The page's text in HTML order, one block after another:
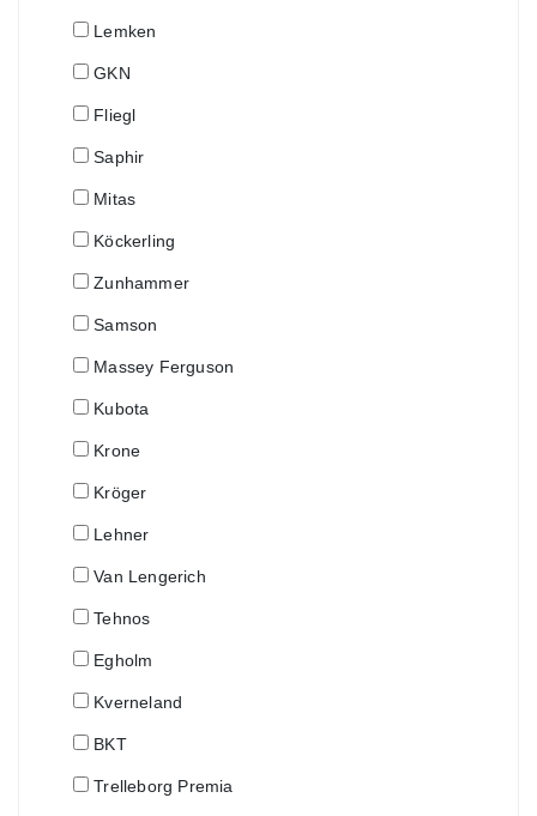
Lemken
GKN
Fliegl
Saphir
Mitas
Köckerling
Zunhammer
Samson
Massey Ferguson
Kubota
Krone
Kröger
Lehner
Van Lengerich
Tehnos
Egholm
Kverneland
BKT
Trelleborg Premia